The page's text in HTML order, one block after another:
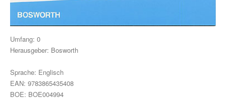
Klavier, Gesang, Gitarre
Text & Akkorde
Für Kinder
Besondere Anlässe
Umfang: 0
Herausgeber: Bosworth
Sprache: Englisch
EAN: 9783865435408
BOE: BOE004994